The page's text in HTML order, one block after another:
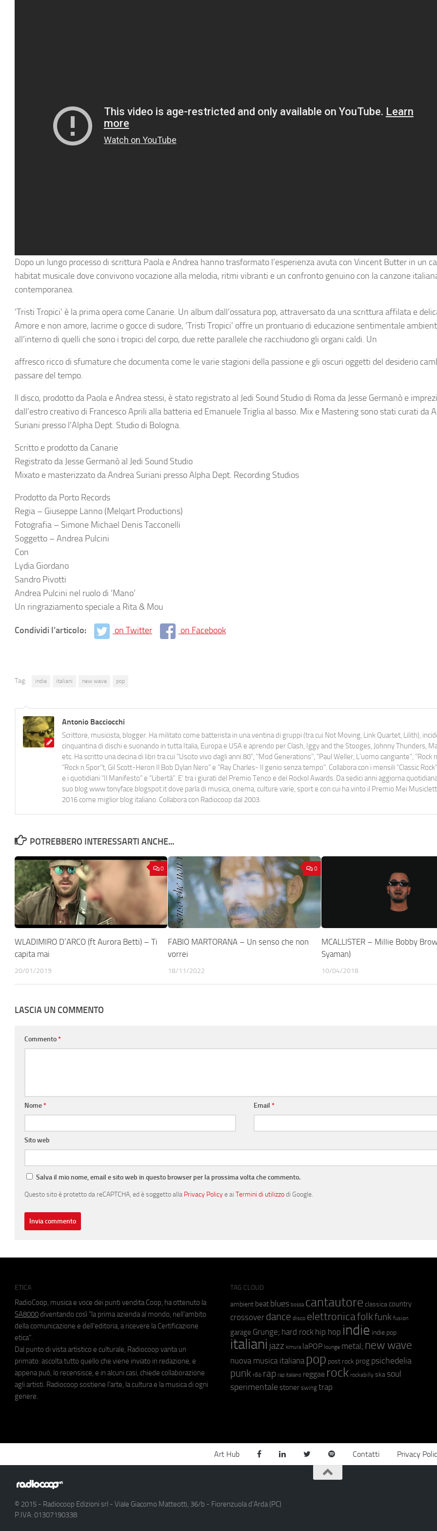
Dopo un lungo processo di scrittura Paola e Andrea hanno trasformato l’esperienza avuta con Vincent Butter in un
habitat musicale dove convivono vocazione alla melodia, ritmi vibranti e un confronto genuino con la canzone
contemporanea.
‘Tristi Tropici’ è la prima opera come Canarie. Un album dall’ossatura pop, attraversato da una scrittura affilata e
Amore e non amore, lacrime o gocce di sudore, ‘Tristi Tropici’ offre un prontuario di educazione sentimentale
all’interno di quelli che sono i tropici del corpo, due rette parallele che racchiudono gli organi caldi. Un
affresco ricco di sfumature che documenta come le varie stagioni della passione e gli oscuri oggetti del desiderio
passare del tempo.
Il disco, prodotto da Paola e Andrea stessi, è stato registrato al Jedi Sound Studio di Roma da Jesse Germanò e
dall’estro creativo di Francesco Aprili alla batteria ed Emanuele Triglia al basso. Mix e Mastering sono stati curati da
Suriani presso l’Alpha Dept. Studio di Bologna.
Scritto e prodotto da Canarie
Registrato da Jesse Germanò al Jedi Sound Studio
Mixato e masterizzato da Andrea Suriani presso Alpha Dept. Recording Studios
Prodotto da Porto Records
Regia – Giuseppe Lanno (Melqart Productions)
Fotografia – Simone Michael Denis Tacconelli
Soggetto – Andrea Pulcini
Con
Lydia Giordano
Sandro Pivotti
Andrea Pulcini nel ruolo di ‘Mano’
Un ringraziamento speciale a Rita & Mou
Condividi l'articolo: on Twitter on Facebook
Tag: indie italiani new wave pop
Antonio Bacciocchi
Scrittore, musicista, blogger. Ha militato come batterista in una ventina di gruppi (tra cui Not Moving, Link Quartet, Lilith),
cinquantina di dischi e suonando in tutta Italia, Europa e USA e aprendo per Clash, Iggy and the Stooges, Johnny Thunders,
etc. Ha scritto una decina di libri tra cui "Uscito vivo dagli anni 80", "Mod Generations", "Paul Weller, L’uomo cangiante", "Rock
"Rock n Spor"t, Gil Scott-Heron Il Bob Dylan Nero" e "Ray Charles- Il genio senza tempo". Collabora con i mensili “Classic
e i quotidiani “Il Manifesto” e “Libertà”. E' tra i giurati del Premio Tenco e del Rockol Awards. Da sedici anni aggiorna
suo blog www.tonyface.blogspot.it dove parla di musica, cinema, culture varie, sport e con cui ha vinto il Premio Mei
2016 come miglior blog italiano. Collabora con Radiocoop dal 2003.
POTREBBERO INTERESSARTI ANCHE...
0
WLADIMIRO D’ARCO (ft Aurora Betti) – Ti
capita mai
20/01/2019
0
FABIO MARTORANA – Un senso che non
vorrei
18/11/2022
MCALLISTER – Millie Bobby
Syaman)
10/04/2018
LASCIA UN COMMENTO
Commento*
Nome* Email*
Sito web
Salva il mio nome, email e sito web in questo browser per la prossima volta che commento.
Questo sito è protetto da reCAPTCHA, ed è soggetto alla Privacy Policye ai Termini di utilizzodi Google.
ETICA
RadioCoop, musica e voce dei punti vendita Coop, ha ottenuto la
SA8000 diventando così "la prima azienda al mondo, nell'ambito
della comunicazione e dell'editoria, a ricevere la Certificazione
etica".
Dal punto di vista artistico e culturale, Radiocoop vanta un
primato: ascolta tutto quello che viene inviato in redazione, e
appena può, lo recensisce, e in alcuni casi, chiede collaborazione
agli artisti. Radiocoop sostiene l'arte, la cultura e la musica di ogni
genere.
TAG CLOUD
ambient beat blues bossa cantautore classica country
crossover dance disco elettronicafolkfunk fusion
garage Grunge; hard rock hip hop indie indie pop
italiani jazz kimura laPOP lounge metal; new wave
nuova musica italiana pop post rock prog psichedelia
punk r&b rap rap italiano reggae rock rockabilly ska soul
sperimentale stoner swing trap
Art Hub Contatti Privacy
© 2015 - Radiocoop Edizioni srl - Viale Giacomo Matteotti, 36/b - Fiorenzuola d'Arda (PC)
P.IVA: 01307190338